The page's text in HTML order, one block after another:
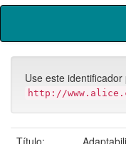
Skip
Use este
http://
Título: